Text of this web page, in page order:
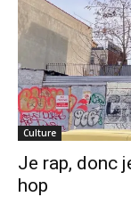
Culture
Je rap, donc
hop